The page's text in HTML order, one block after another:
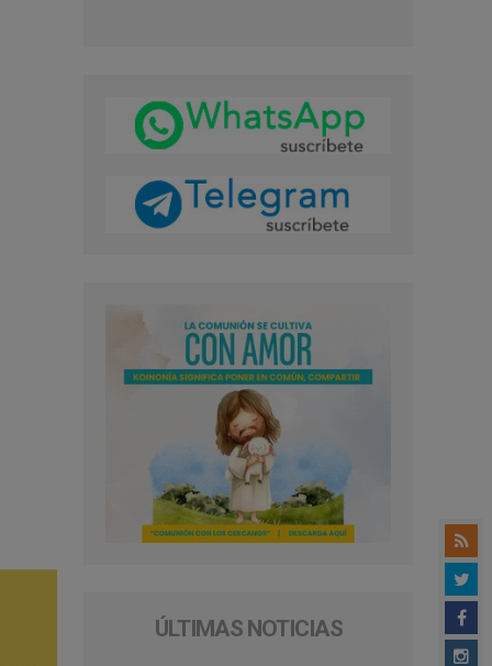
ÚLTIMAS NOTICIAS